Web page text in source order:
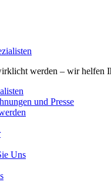
werden – wir helfen
und Presse
Uns